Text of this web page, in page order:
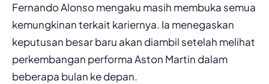
Fernando Alonso mengaku masih membuka semua
kemungkinan terkait kariernya. Ia menegaskan
keputusan besar baru akan diambil setelah melihat
perkembangan performa Aston Martin dalam
beberapa bulan ke depan.